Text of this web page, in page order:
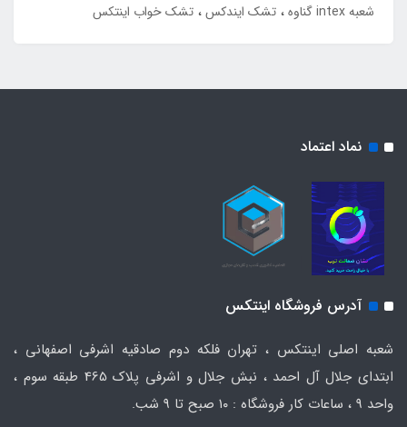
شعبه intex گناوه
تشک ایندکس تشک خواب اینتکس
نماد اعتماد
آدرس فروشگاه اینتکس
شعبه اصلی اینتکس ، تهران فلکه دوم صادقیه اشرفی اصفهانی ،
ابتدای جلال آل احمد ، نبش جلال و اشرفی پلاک 465 طبقه سوم ،
واحد ۹ ، ساعات کار فروشگاه : ۱۰ صبح تا ۹ شب.